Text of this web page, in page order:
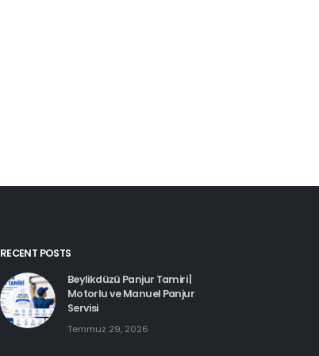
RECENT POSTS
Beylikdüzü Panjur Tamiri |
Motorlu ve Manuel Panjur
Servisi
Temmuz 29, 2026